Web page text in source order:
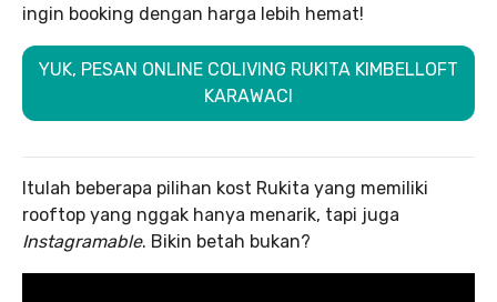
ingin booking dengan harga lebih hemat!
YUK, PESAN ONLINE COLIVING RUKITA KIMBELLOFT
KARAWACI
Itulah beberapa pilihan kost Rukita yang memiliki
rooftop yang nggak hanya menarik, tapi juga
Instagramable. Bikin betah bukan?